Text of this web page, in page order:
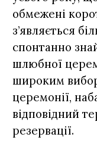
обмежені
з’являється
спонтанно
шлюбної
широким
церемонії,
відповідний
резервації.